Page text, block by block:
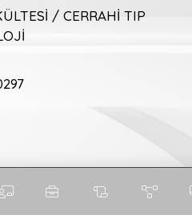
/ CERRAHİ TIP